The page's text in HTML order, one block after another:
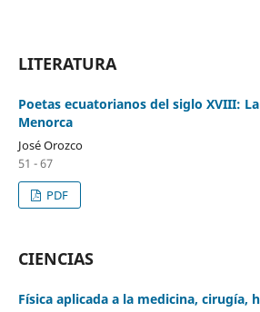
LITERATURA
Poetas ecuatorianos del siglo XVIII:
Menorca
José Orozco
51 - 67
PDF
CIENCIAS
Física aplicada a la medicina, cirugía,